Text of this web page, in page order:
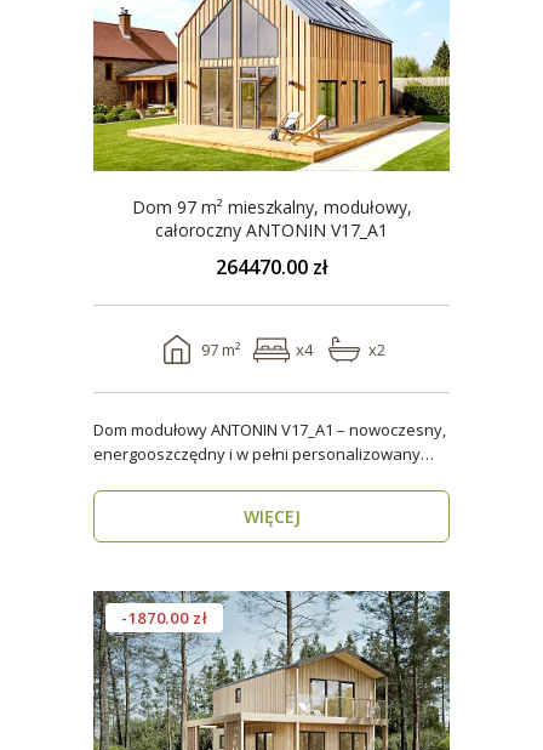
Dom 97 m² mieszkalny, modułowy,
całoroczny ANTONIN V17_A1
264470.00 zł
97 m² x4 x2
Dom modułowy ANTONIN V17_A1 – nowoczesny,
energooszczędny i w pełni personalizowany
WIĘCEJ
-1870.00 zł